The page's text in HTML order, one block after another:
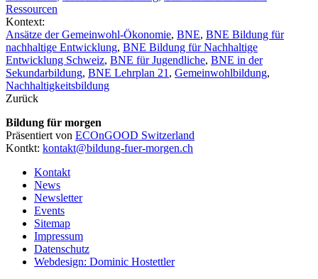
Ressourcen
Kontext:
Ansätze der Gemeinwohl-Ökonomie, BNE, BNE Bildung für
nachhaltige Entwicklung, BNE Bildung für Nachhaltige
Entwicklung Schweiz, BNE für Jugendliche, BNE in der
Sekundarbildung, BNE Lehrplan 21 , Gemeinwohlbildung,
Nachhaltigkeitsbildung
Zurück
Bildung für morgen
Präsentiert von ECOnGOOD Switzerland
Kontkt: kontakt@bildung-fuer-morgen.ch
Kontakt
News
Newsletter
Events
Sitemap
Impressum
Datenschutz
Webdesign: Dominic Hostettler